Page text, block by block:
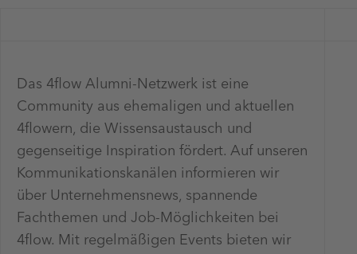
Das 4flow Alumni-Netzwerk ist eine
Community aus ehemaligen und aktuellen
4flowern, die Wissensaustausch und
gegenseitige Inspiration fördert. Auf unseren
Kommunikationskanälen informieren wir
über Unternehmensnews, spannende
Fachthemen und Job-Möglichkeiten bei
4flow. Mit regelmäßigen Events bieten wir